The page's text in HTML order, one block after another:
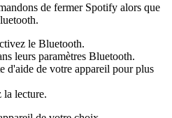
de fermer Spotify alors que
le Bluetooth.
leurs paramètres Bluetooth.
d'aide de votre appareil pour plus
la lecture.